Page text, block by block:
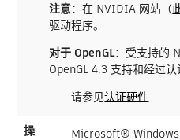
注意：在 NVIDIA 网站（
驱动程序。
对于 OpenGL：受支持的
OpenGL 4.3 支持和经过
请参见认证硬件
操
Microsoft®